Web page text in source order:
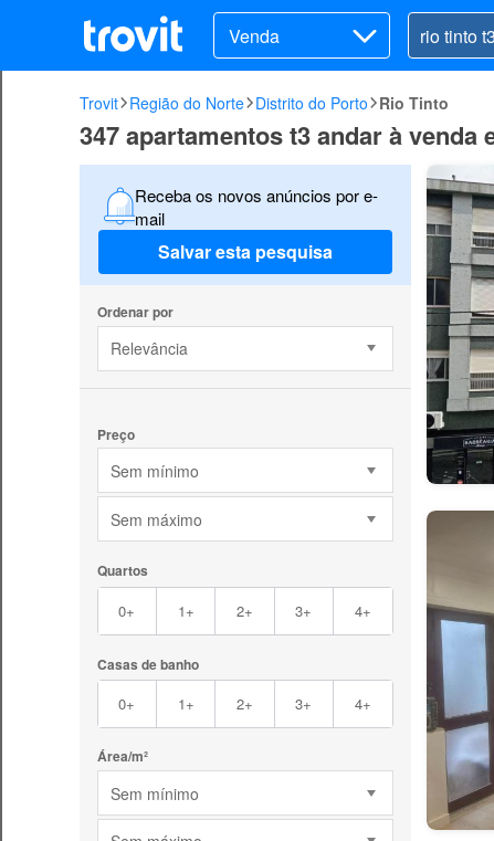
Venda
Trovit Região do Norte Distrito do Porto Rio Tinto
347 apartamentos t3 andar à venda
Receba os novos anúncios por e-
mail
Salvar esta pesquisa
Ordenar por
Relevância
Preço
Sem mínimo
Sem máximo
Quartos
0+ 1+ 2+ 3+ 4+
Casas de banho
0+ 1+ 2+ 3+ 4+
Área/m²
Sem mínimo